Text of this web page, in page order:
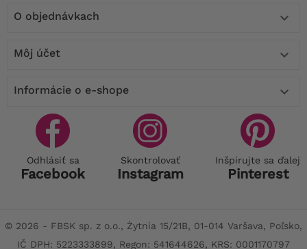
O objednávkach 
Môj účet 
Informácie o e-shope 
Odhlásiť sa
Facebook
Skontrolovať
Instagram
Inšpirujte sa ďalej
Pinterest
© 2026 - FBSK sp. z o.o., Żytnia 15/21B, 01-014 Varšava, Poľsko,
IČ DPH: 5223333899, Regon: 541644626, KRS: 0001170797